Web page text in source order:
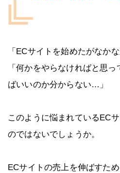
「ECサイトを始めたがなか
「何かをやらなければと思
ばいいのか分からない…」
このように悩まれているEC
のではないでしょうか。
ECサイトの売上を伸ばすた